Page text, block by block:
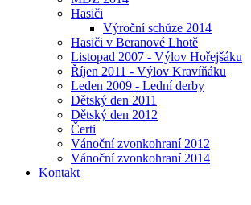
Hasiči
Výroční schůze 2014
Hasiči v Beranové Lhotě
Listopad 2007 - Výlov Hořejšáku
Říjen 2011 - Výlov Kravíňáku
Leden 2009 - Lední derby
Dětský den 2011
Dětský den 2012
Čerti
Vánoční zvonkohraní 2012
Vánoční zvonkohraní 2014
Kontakt